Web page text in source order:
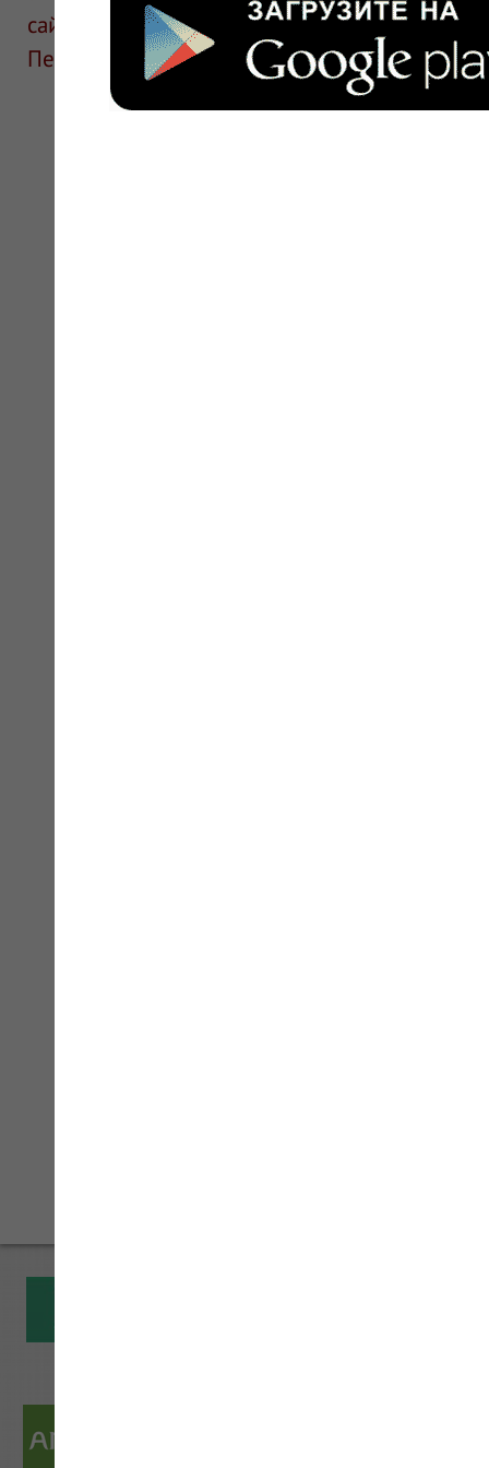
сайте для ознакомления и не является
Перед применением необходима